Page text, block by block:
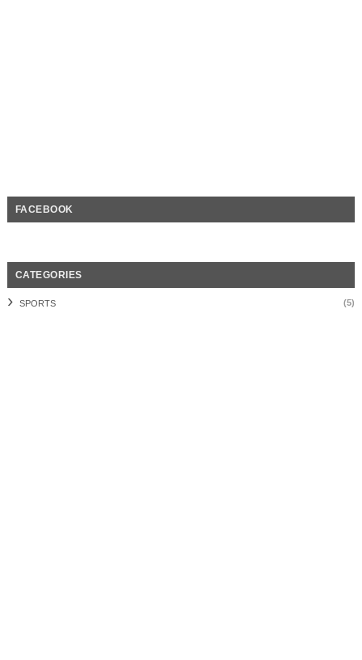
FACEBOOK
CATEGORIES
SPORTS (5)